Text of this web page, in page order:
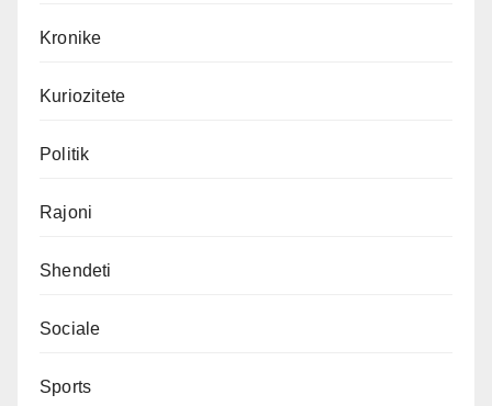
Kronike
Kuriozitete
Politik
Rajoni
Shendeti
Sociale
Sports